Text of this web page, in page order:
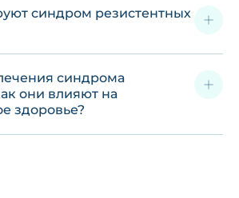
синдром резистентных
синдрома
они влияют на
здоровье?